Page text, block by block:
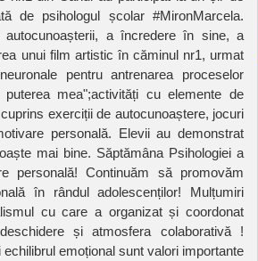
de psihologul școlar #MironMarcela.
autocunoașterii, a încredere în sine, a
unui film artistic în căminul nr1, urmat
pentru antrenarea proceselor
mea";activități cu elemente de
exerciții de autocunoaștere, jocuri
personală. Elevii au demonstrat
mai bine. Săptămâna Psihologiei a
personală! Continuăm să promovăm
în rândul adolescenților! Mulțumiri
cu care a organizat și coordonat
și atmosfera colaborativă !
emoțional sunt valori importante